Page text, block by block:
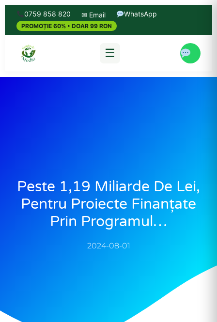
0759 858 820 ✉ Email WhatsApp
PROMOȚIE 60% • DOAR 99 RON
☰
Peste 1,19 Miliarde De Lei,
Pentru Proiecte Finanțate
Prin Programul…
2024-08-01